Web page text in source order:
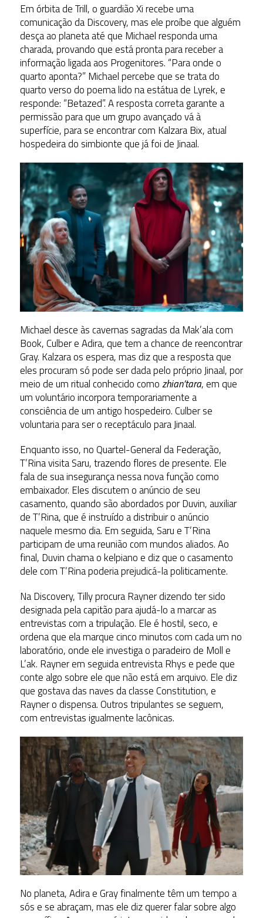
Em órbita de Trill, o guardião Xi recebe uma
comunicação da Discovery, mas ele proíbe que alguém
desça ao planeta até que Michael responda uma
charada, provando que está pronta para receber a
informação ligada aos Progenitores. “Para onde o
quarto aponta?” Michael percebe que se trata do
quarto verso do poema lido na estátua de Lyrek, e
responde: “Betazed”. A resposta correta garante a
permissão para que um grupo avançado vá à
superfície, para se encontrar com Kalzara Bix, atual
hospedeira do simbionte que já foi de Jinaal.
Michael desce às cavernas sagradas da Mak’ala com
Book, Culber e Adira, que tem a chance de reencontrar
Gray. Kalzara os espera, mas diz que a resposta que
eles procuram só pode ser dada pelo próprio Jinaal, por
meio de um ritual conhecido comozhian’tara, em que
um voluntário incorpora temporariamente a
consciência de um antigo hospedeiro. Culber se
voluntaria para ser o receptáculo para Jinaal.
Enquanto isso, no Quartel-General da Federação,
T’Rina visita Saru, trazendo flores de presente. Ele
fala de sua insegurança nessa nova função como
embaixador. Eles discutem o anúncio de seu
casamento, quando são abordados por Duvin, auxiliar
de T’Rina, que é instruído a distribuir o anúncio
naquele mesmo dia. Em seguida, Saru e T’Rina
participam de uma reunião com mundos aliados. Ao
final, Duvin chama o kelpiano e diz que o casamento
dele com T’Rina poderia prejudicá-la politicamente.
Na Discovery, Tilly procura Rayner dizendo ter sido
designada pela capitão para ajudá-lo a marcar as
entrevistas com a tripulação. Ele é hostil, seco, e
ordena que ela marque cinco minutos com cada um no
laboratório, onde ele investiga o paradeiro de Moll e
L’ak. Rayner em seguida entrevista Rhys e pede que
conte algo sobre ele que não está em arquivo. Ele diz
que gostava das naves da classe Constitution, e
Rayner o dispensa. Outros tripulantes se seguem,
com entrevistas igualmente lacônicas.
No planeta, Adira e Gray finalmente têm um tempo a
sós e se abraçam, mas ele diz querer falar sobre algo